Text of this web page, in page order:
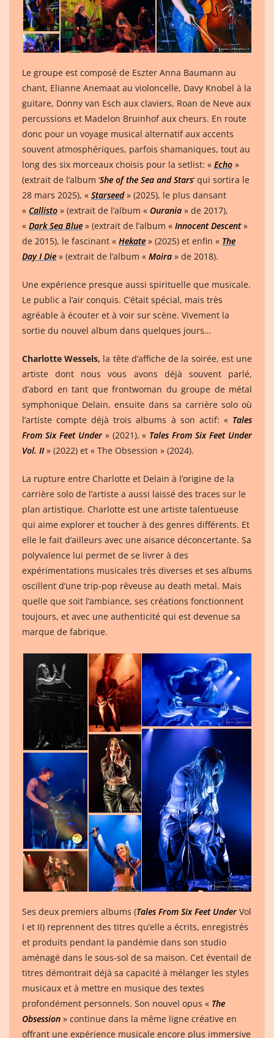
Le groupe est composé de Eszter Anna Baumann au
chant, Elianne Anemaat au violoncelle, Davy Knobel à la
guitare, Donny van Esch aux claviers, Roan de Neve aux
percussions et Madelon Bruinhof aux cheurs. En route
donc pour un voyage musical alternatif aux accents
souvent atmosphériques, parfois shamaniques, tout au
long des six morceaux choisis pour la setlist: « Echo »
(extrait de l’album ‘She of the Sea and Stars‘ qui sortira le
28 mars 2025), « Starseed» (2025), le plus dansant
« Callisto » (extrait de l’album « Ourania » de 2017),
« Dark Sea Blue » (extrait de l’album « Innocent Descent»
de 2015), le fascinant « Hekate » (2025) et enfin « The
Day I Die » (extrait de l’album « Moira » de 2018).
Une expérience presque aussi spirituelle que musicale.
Le public a l’air conquis. C’était spécial, mais très
agréable à écouter et à voir sur scène. Vivement la
sortie du nouvel album dans quelques jours…
Charlotte Wessels, la tête d’affiche de la soirée, est une
artiste dont nous vous avons déjà souvent parlé,
d’abord en tant que frontwoman du groupe de métal
symphonique Delain, ensuite dans sa carrière solo où
l’artiste compte déjà trois albums à son actif: « Tales
From Six Feet Under» (2021), « Tales From Six Feet Under
Vol. II» (2022) et « The Obsession » (2024).
La rupture entre Charlotte et Delain à l’origine de la
carrière solo de l’artiste a aussi laissé des traces sur le
plan artistique. Charlotte est une artiste talentueuse
qui aime explorer et toucher à des genres différents. Et
elle le fait d’ailleurs avec une aisance déconcertante. Sa
polyvalence lui permet de se livrer à des
expérimentations musicales très diverses et ses albums
oscillent d’une trip-pop rêveuse au death metal. Mais
quelle que soit l’ambiance, ses créations fonctionnent
toujours, et avec une authenticité qui est devenue sa
marque de fabrique.
Ses deux premiers albums (Tales From Six Feet Under Vol
I et II) reprennent des titres qu’elle a écrits, enregistrés
et produits pendant la pandémie dans son studio
aménagé dans le sous-sol de sa maison. Cet éventail de
titres démontrait déjà sa capacité à mélanger les styles
musicaux et à mettre en musique des textes
profondément personnels. Son nouvel opus « The
Obsession » continue dans la même ligne créative en
offrant une expérience musicale encore plus immersive